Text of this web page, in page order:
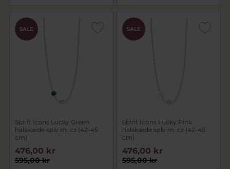
SALE
Spirit Icons Lucky Green
halskæde sølv m. cz (42-45
cm)
595,00 kr
476,00 kr
SALE
Spirit Icons Lucky Pink
halskæde sølv m. cz (42-45
cm)
595,00 kr
476,00 kr